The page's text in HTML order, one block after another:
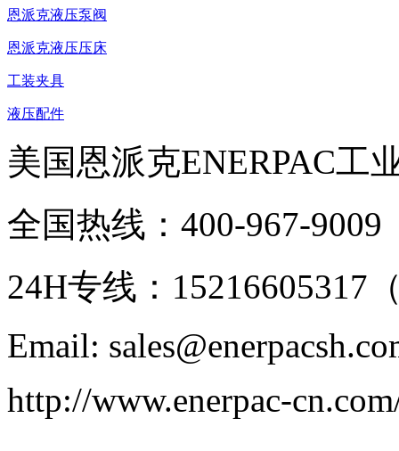
恩派克液压泵阀
恩派克液压压床
工装夹具
液压配件
美国恩派克ENERPAC工
全国热线：400-967-9009
24H专线：15216605317
Email:
http://www.enerpac-